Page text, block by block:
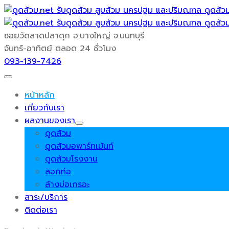
ซอยวัดลาดปลาดุก อ.บางใหญ่ จ.นนทบุรี
จันทร์-อาทิตย์ ตลอด 24 ชั่วโมง
093-139-7426
หน้าหลัก
เกี่ยวกับเรา
ผลงานของเรา
ดูดส้วม
ดูดส้วมอพาร์ทเม้นท์
ดูดส้วมโรงงาน
ลอกท่อ
ล้างบ่อเกรอะ
สาระ/บริการ
ติดต่อเรา